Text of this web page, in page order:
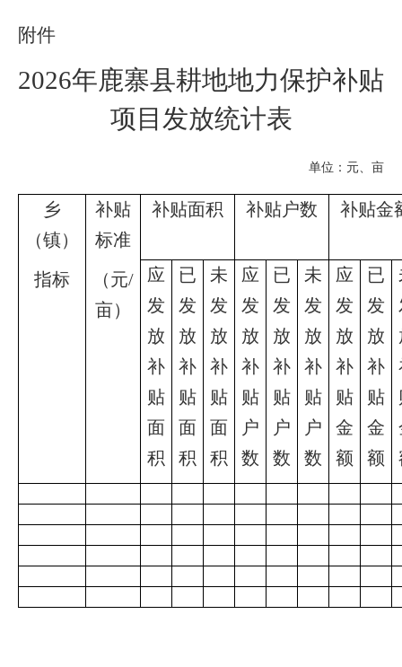
附件
2026年鹿寨县耕地地力保护补贴
项目发放统计表
单位：元、亩
乡
（镇）
指标
补贴
标准
（元/
亩）
补贴面积 补贴户数 补贴金
应
发
放
补
贴
面
积
已
发
放
补
贴
面
积
未
发
放
补
贴
面
积
应
发
放
补
贴
户
数
已
发
放
补
贴
户
数
未
发
放
补
贴
户
数
应
发
放
补
贴
金
额
已
发
放
补
贴
金
额